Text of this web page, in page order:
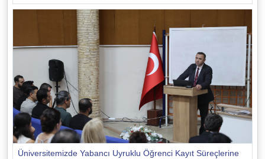
Üniversitemizde Yabancı Uyruklu Öğrenci Kayıt Süreçlerine